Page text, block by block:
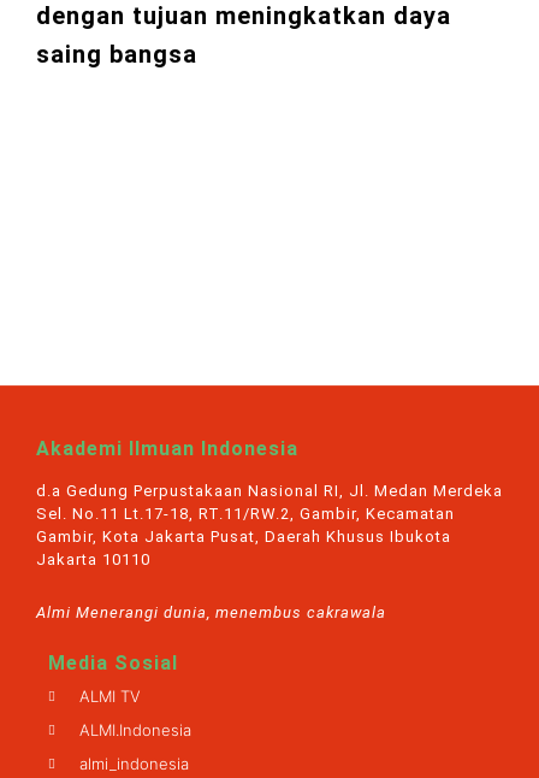
dengan tujuan meningkatkan daya
saing bangsa
Akademi Ilmuan Indonesia
d.a Gedung Perpustakaan Nasional RI, Jl. Medan Merdeka
Sel. No.11 Lt.17-18, RT.11/RW.2, Gambir, Kecamatan
Gambir, Kota Jakarta Pusat, Daerah Khusus Ibukota
Jakarta 10110
Almi Menerangi dunia, menembus cakrawala
Media Sosial
ALMI TV
ALMI.Indonesia
almi_indonesia